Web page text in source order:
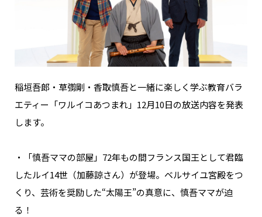
稲垣吾郎・草彅剛・香取慎吾と一緒に楽しく学ぶ教育バラ
エティー「ワルイコあつまれ」12月10日の放送内容を発表
します。
・「慎吾ママの部屋」72年もの間フランス国王として君臨
したルイ14世（加藤諒さん）が登場。ベルサイユ宮殿をつ
くり、芸術を奨励した“太陽王”の真意に、慎吾ママが迫
る！